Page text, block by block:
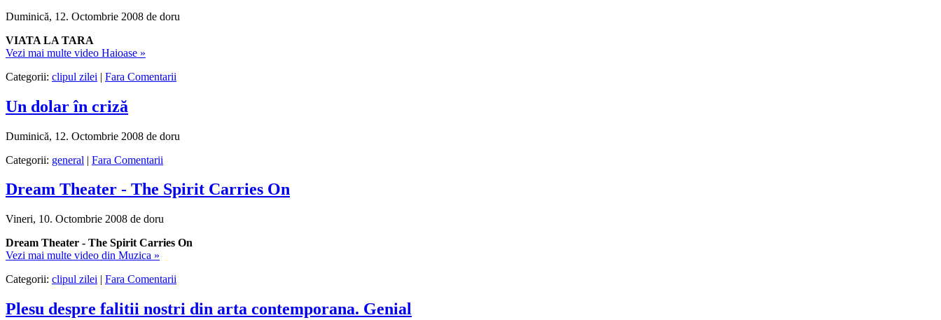
Duminică, 12. Octombrie 2008 de doru
VIATA LA TARA
Vezi mai multe video Haioase »
Categorii: clipul zilei | Fara Comentarii
Un dolar în criză
Duminică, 12. Octombrie 2008 de doru
Categorii: general | Fara Comentarii
Dream Theater - The Spirit Carries On
Vineri, 10. Octombrie 2008 de doru
Dream Theater - The Spirit Carries On
Vezi mai multe video din Muzica »
Categorii: clipul zilei | Fara Comentarii
Plesu despre falitii nostri din arta contemporana. Genial